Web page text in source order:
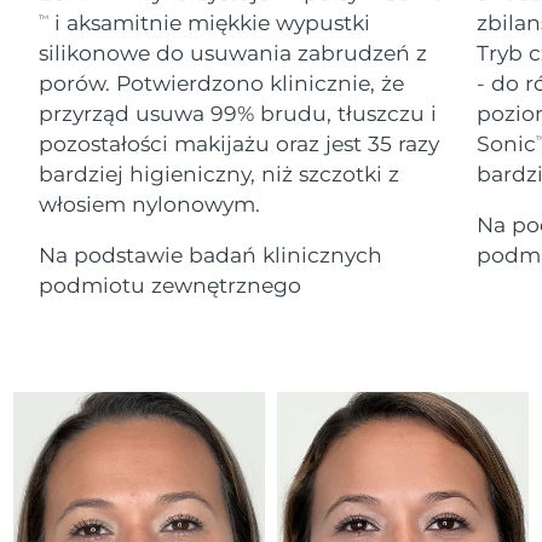
TM
i aksamitnie miękkie wypustki
silikonowe do usuwania zabrudzeń z
porów. Potwierdzono klinicznie, że
przyrząd usuwa 99% brudu, tłuszczu i
pozostałości makijażu oraz jest 35 razy
bardziej higieniczny, niż szczotki z
włosiem nylonowym.
Na podstawie badań klinicznych
podmiotu zewnętrznego
Tryb
- do
Sonic
Na
All revitalizing eye massagers
Advanced pore care essentials
Serum
For healthy hair
issa™ Teeth Whitening Gel
18% PAP
Kosmetyki Mężczyźni
Kupuj
Gibraltar
8/13/26
Grecja
Oczekiwany czas dostawy
8/9/26
SRA Hongkong
(Chiny)
Oczekiwany czas dostawy
8/10/26
Oczekiwany czas dostawy
Irlandia
Oczekiwany czas dostawy
8/9/26
Wyspa Man
Oczekiwany czas dostawy
8/11/26